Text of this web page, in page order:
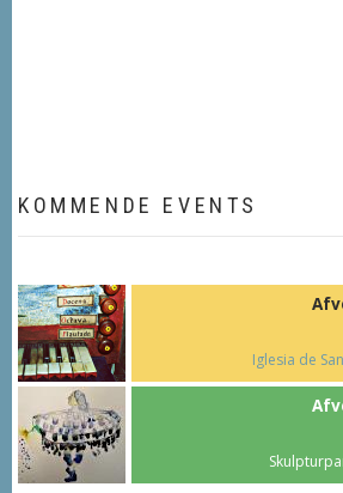
KOMMENDE EVENTS
Iglesia de